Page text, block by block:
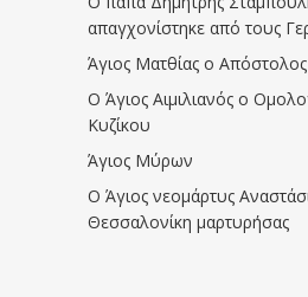
απαγχονίστηκε από τους
Άγιος Ματθίας ο Απόστολος
Ο Άγιος Αιμιλιανός ο
Κυζίκου
Άγιος Μύρων
Ο Άγιος νεομάρτυς
Θεσσαλονίκη μαρτυρήσας